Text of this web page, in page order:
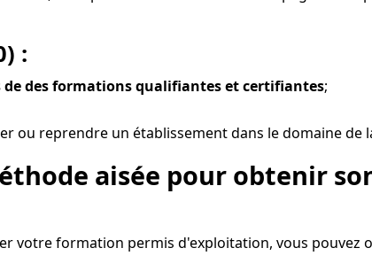
:
des formations qualifiantes et certifiantes;
ou reprendre un établissement dans le domaine de
aisée pour obtenir
votre formation permis d'exploitation, vous pouvez